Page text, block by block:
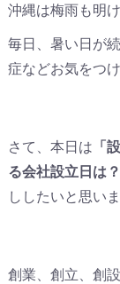
沖縄は梅雨も明
毎日、暑い日が
症などお気をつけ
さて、本日は 「
る会社設立日は？
ししたいと思いま
創業、創立、創